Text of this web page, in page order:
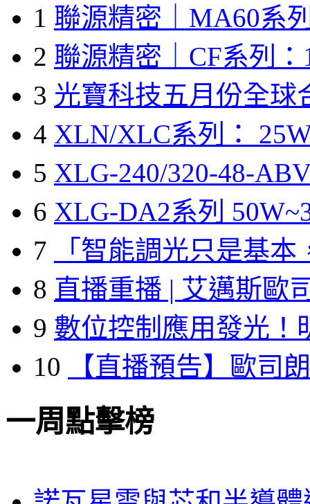
1 聯源精密｜MA60系
2 聯源精密｜CF系列：
3 光寶科技五月份全球
4 XLN/XLC系列：
5 XLG-240/320-48-
6 XLG-DA2系列
7
「智能調光只是基本
8 直播重播 | 艾邁斯歐
9 數位控制應用發光！
10
【直播預告】歐司
一周點擊榜